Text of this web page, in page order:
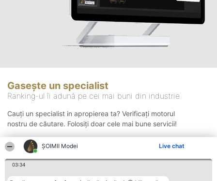
ȘOIMII Modei Live chat
03:34
Gasește un specialist
Ranking-ul îi adună pe cei mai buni din industrie
Cauți un specialist in apropierea ta? Verificați motorul
nostru de căutare. Folosiți doar cele mai bune servicii!